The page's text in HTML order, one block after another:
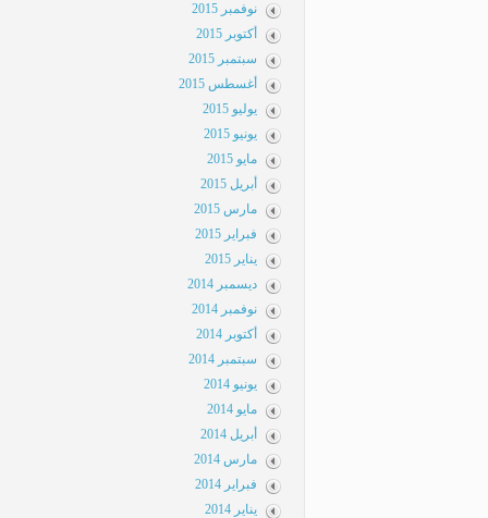
نوفمبر 2015
أكتوبر 2015
سبتمبر 2015
أغسطس 2015
يوليو 2015
يونيو 2015
مايو 2015
أبريل 2015
مارس 2015
فبراير 2015
يناير 2015
ديسمبر 2014
نوفمبر 2014
أكتوبر 2014
سبتمبر 2014
يونيو 2014
مايو 2014
أبريل 2014
مارس 2014
فبراير 2014
يناير 2014